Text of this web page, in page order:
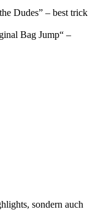
Dudes” – best trick
Bag Jump“ –
sondern auch